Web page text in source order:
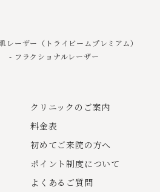
クリニックのご案内
料金表
初めてご来院の方へ
ポイント制度について
よくあるご質問
レーザー（トライビームプレミアム）
フラクショナルレーザー